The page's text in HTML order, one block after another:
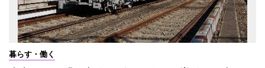
暮らす・働く